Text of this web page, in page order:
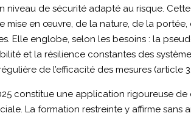
de sécurité adapté au risque.
mise en œuvre, de la nature, de la
Elle englobe, selon les besoins : la
et la résilience constantes des
de l’efficacité des mesures (article
constitue une application rigoureuse
La formation restreinte y affirme sans